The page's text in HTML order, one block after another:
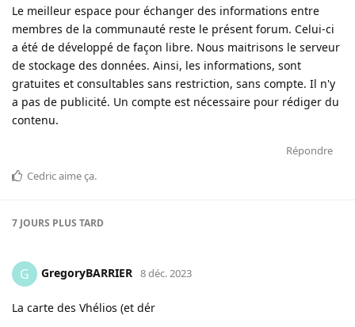
Le meilleur espace pour échanger des informations entre
membres de la communauté reste le présent forum. Celui-ci
a été de développé de façon libre. Nous maitrisons le serveur
de stockage des données. Ainsi, les informations, sont
gratuites et consultables sans restriction, sans compte. Il n'y
a pas de publicité. Un compte est nécessaire pour rédiger du
contenu.
Répondre
Cedricaime ça.
7 JOURS PLUS TARD
G GregoryBARRIER 8 déc. 2023
La carte des Vhélios (et dér